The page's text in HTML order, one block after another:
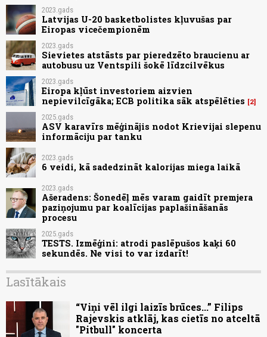
2023.gads
Latvijas U-20 basketbolistes kļuvušas par
Eiropas vicečempionēm
2023.gads
Sievietes atstāsts par pieredzēto braucienu ar
autobusu uz Ventspili šokē līdzcilvēkus
2023.gads
Eiropa kļūst investoriem aizvien
nepievilcīgāka; ECB politika sāk atspēlēties
2
2025.gads
ASV karavīrs mēģinājis nodot Krievijai slepenu
informāciju par tanku
2023.gads
6 veidi, kā sadedzināt kalorijas miega laikā
2023.gads
Ašeradens: Šonedēļ mēs varam gaidīt premjera
paziņojumu par koalīcijas paplašināšanās
procesu
2025.gads
TESTS. Izmēģini: atrodi paslēpušos kaķi 60
sekundēs. Ne visi to var izdarīt!
Lasītākais
“Viņi vēl ilgi laizīs brūces...” Filips
Rajevskis atklāj, kas cietīs no atceltā
"Pitbull" koncerta